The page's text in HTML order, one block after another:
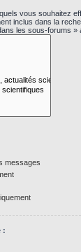
vous souhaitez
inclus dans la
les sous-forums »
messages
: